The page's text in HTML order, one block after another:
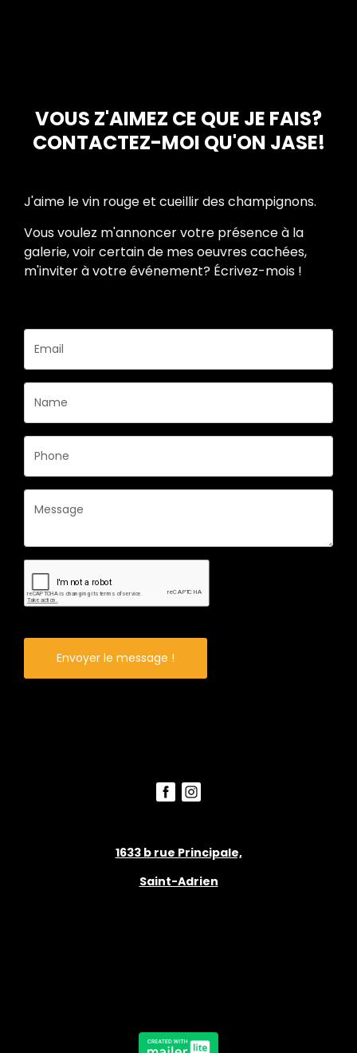
VOUS Z'AIMEZ CE QUE JE FAIS?
CONTACTEZ-MOI QU'ON JASE!
J'aime le vin rouge et cueillir des champignons.
Vous voulez m'annoncer votre présence à la
galerie, voir certain de mes oeuvres cachées,
m'inviter à votre événement? Écrivez-mois !
Envoyer le message !
1633 b rue Principale,
Saint-Adrien